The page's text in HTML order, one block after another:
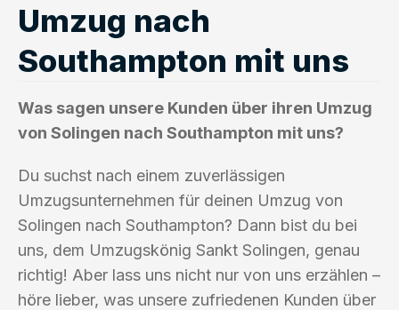
Umzug nach
Southampton mit uns
Was sagen unsere Kunden über ihren Umzug
von Solingen nach Southampton mit uns?
Du suchst nach einem zuverlässigen
Umzugsunternehmen für deinen Umzug von
Solingen nach Southampton? Dann bist du bei
uns, dem Umzugskönig Sankt Solingen, genau
richtig! Aber lass uns nicht nur von uns erzählen –
höre lieber, was unsere zufriedenen Kunden über